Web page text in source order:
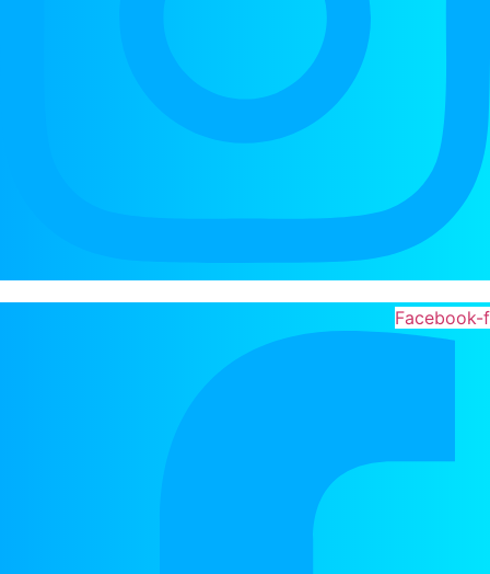
Facebook-f